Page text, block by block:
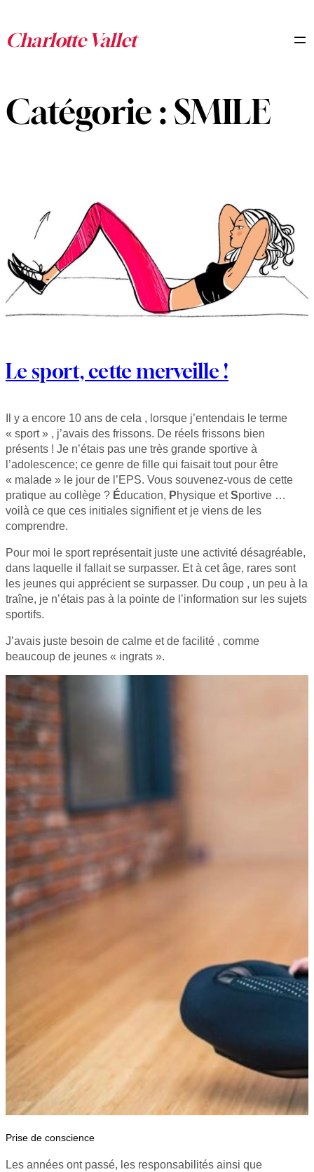
contenu
Catégorie : SMILE
Le sport, cette merveille !
Il y a encore 10 ans de cela , lorsque j’entendais le terme
« sport » , j’avais des frissons. De réels frissons bien
présents ! Je n’étais pas une très grande sportive à
l’adolescence; ce genre de fille qui faisait tout pour être
« malade » le jour de l’EPS. Vous souvenez-vous de cette
pratique au collège ? Éducation, Physique etSportive …
voilà ce que ces initiales signifient et je viens de les
comprendre.
Pour moi le sport représentait juste une activité désagréable,
dans laquelle il fallait se surpasser. Et à cet âge, rares sont
les jeunes qui apprécient se surpasser. Du coup , un peu à la
traîne, je n’étais pas à la pointe de l’information sur les sujets
sportifs.
J’avais juste besoin de calme et de facilité , comme
beaucoup de jeunes « ingrats ».
Prise de conscience
Les années ont passé, les responsabilités ainsi que